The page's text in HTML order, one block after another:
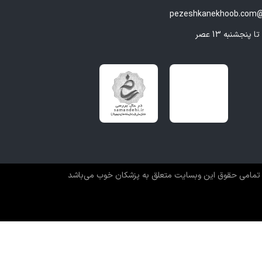
تمامی حقوق این وبسایت متعلق به پزشکان خوب می‌باشد